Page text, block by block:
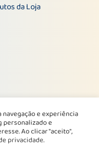
da Loja
e experiência
e
Ao clicar "aceito",
privacidade.